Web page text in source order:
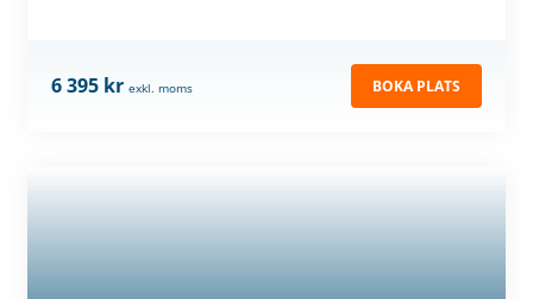
6 395 kr exkl. moms BOKA PLATS